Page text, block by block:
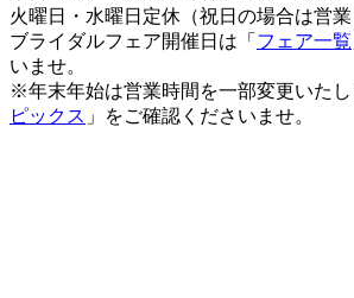
火曜日・水曜日定休（祝日の場合は営業
ブライダルフェア開催日は「 フェア一覧
いませ。
※年末年始は営業時間を一部変更いたし
ピックス 」をご確認くださいませ。